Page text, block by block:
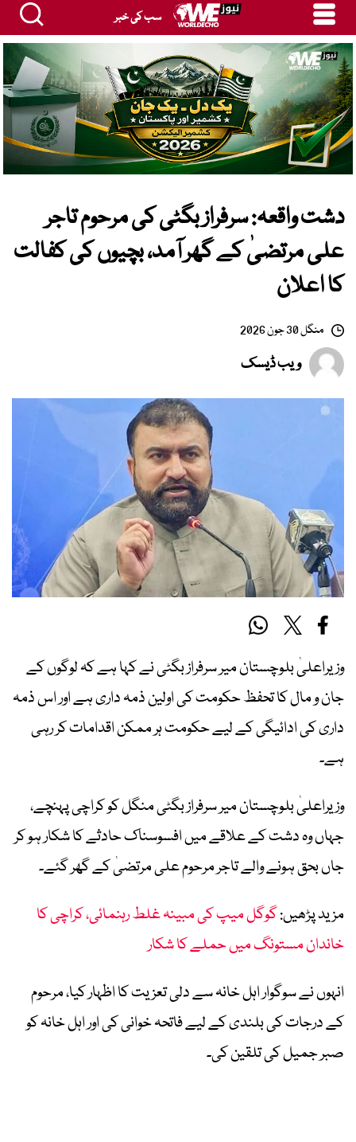
سب کی خبر
دشت واقعہ: سرفراز بگٹی کی مرحوم تاجر
علی مرتضیٰ کے گھر آمد، بچیوں کی کفالت
کا اعلان
منگل 30 جون 2026
ویب ڈیسک
وزیراعلیٰ بلوچستان میر سرفراز بگٹی نے کہا ہے کہ لوگوں کے
جان و مال کا تحفظ حکومت کی اولین ذمہ داری ہے اور اس ذمہ
داری کی ادائیگی کے لیے حکومت ہر ممکن اقدامات کر رہی
ہے۔
وزیراعلیٰ بلوچستان میر سرفراز بگٹی منگل کو کراچی پہنچے،
جہاں وہ دشت کے علاقے میں افسوسناک حادثے کا شکار ہو کر
جاں بحق ہونے والے تاجر مرحوم علی مرتضیٰ کے گھر گئے۔
مزید پڑھیں:گوگل میپ کی مبینہ غلط رہنمائی، کراچی کا
خاندان مستونگ میں حملے کا شکار
انہوں نے سوگوار اہل خانہ سے دلی تعزیت کا اظہار کیا، مرحوم
کے درجات کی بلندی کے لیے فاتحہ خوانی کی اور اہل خانہ کو
صبر جمیل کی تلقین کی۔